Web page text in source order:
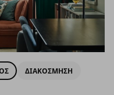
ΔΙΑΚΟΣΜΗΣΗ